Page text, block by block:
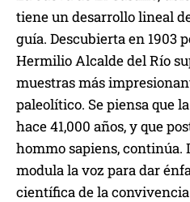
tiene un desarrollo lineal
guía. Descubierta en 1903
Hermilio Alcalde del Río
muestras más
paleolítico. Se piensa que
hace 41,000 años, y que
hommo sapiens, continúa.
modula la voz para dar
científica de la